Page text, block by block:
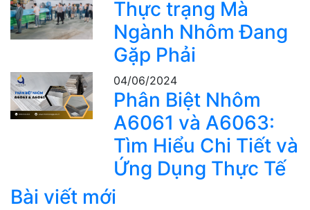
Thực trạng Mà
Ngành Nhôm Đang
Gặp Phải
04/06/2024
Phân Biệt Nhôm
A6061 và A6063:
Tìm Hiểu Chi Tiết và
Ứng Dụng Thực Tế
Bài viết mới